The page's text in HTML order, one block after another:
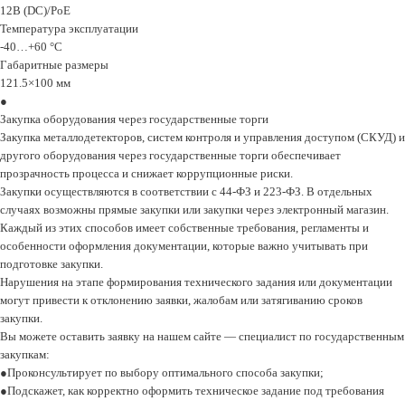
12B (DC)/PoE
Teмпepaтypa экcплyaтaции
-40…+60 °C
Гaбapитныe paзмepы
121.5×100 мм
Закупка оборудования через государственные торги
Закупка металлодетекторов, систем контроля и управления доступом (СКУД) и
другого оборудования через государственные торги обеспечивает
прозрачность процесса и снижает коррупционные риски.
Закупки осуществляются в соответствии с 44-ФЗ и 223-ФЗ. В отдельных
случаях возможны прямые закупки или закупки через электронный магазин.
Каждый из этих способов имеет собственные требования, регламенты и
особенности оформления документации, которые важно учитывать при
подготовке закупки.
Нарушения на этапе формирования технического задания или документации
могут привести к отклонению заявки, жалобам или затягиванию сроков
закупки.
Вы можете оставить заявку на нашем сайте — специалист по государственным
закупкам:
Проконсультирует по выбору оптимального способа закупки;
Подскажет, как корректно оформить техническое задание под требования